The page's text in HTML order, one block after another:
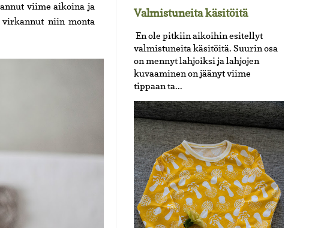
viime aikoina ja
virkannut niin monta
Valmistuneita käsitöitä
En ole pitkiin aikoihin esitellyt
valmistuneita käsitöitä. Suurin osa
on mennyt lahjoiksi ja lahjojen
kuvaaminen on jäänyt viime
tippaan ta...